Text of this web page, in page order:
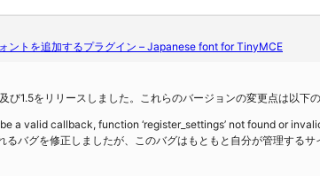
ントを追加するプラグイン – Japanese font for TinyMCE
1.5をリリースしました。これらのバージョンの変更点は以下の
a valid callback, function ‘register_settings’ not found or
バグを修正しましたが、このバグはもともと自分が管理するサ